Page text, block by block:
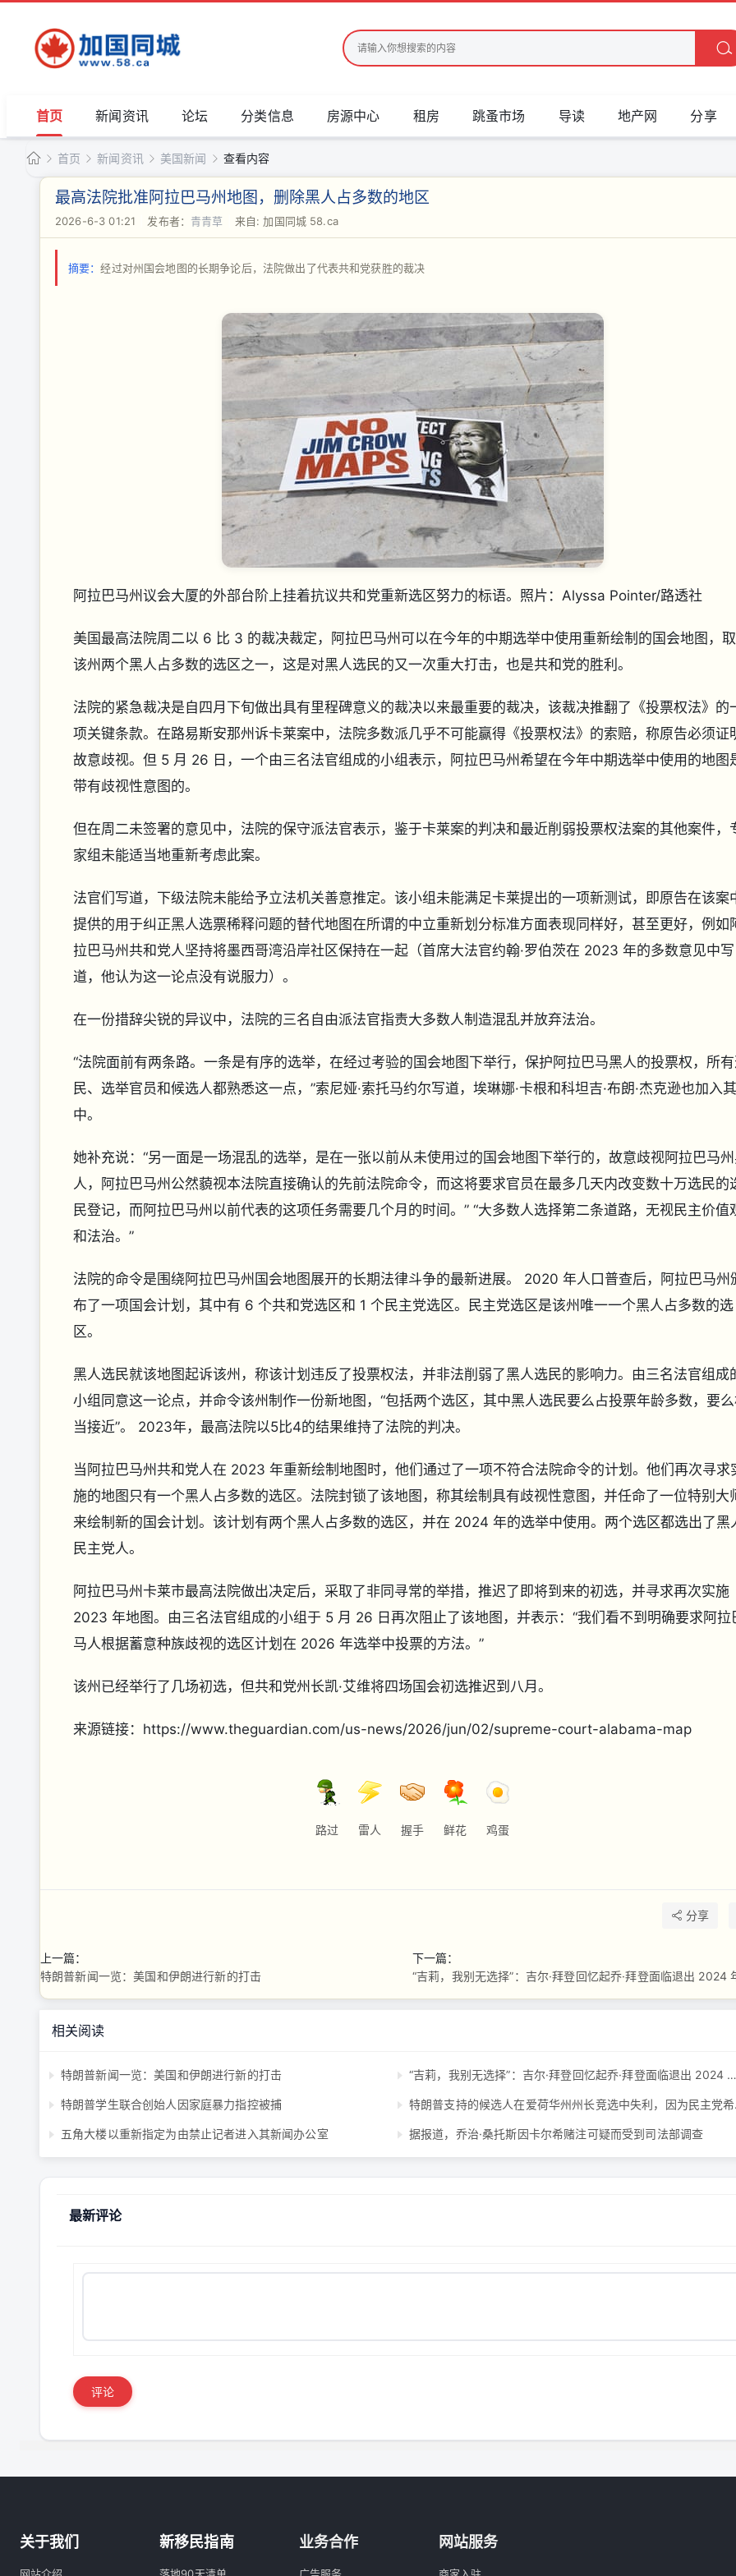
首页 新闻资讯 论坛 分类信息 房源中心 租房 跳蚤市场 导读 地产网 分享
加
首页
›
新闻资讯
›
美国新闻
›
查看内容
最高法院批准阿拉巴马州地图，删除黑人占多数的地区
2026-6-3 01:21 发布者： 青青草 来自: 加国同城 58.ca
摘要：经过对州国会地图的长期争论后，法院做出了代表共和党获胜的裁决
阿拉巴马州议会大厦的外部台阶上挂着抗议共和党重新选区努力的标语。 照片：Alyssa Pointer/路透社
美国最高法院周二以 6 比 3 的裁决裁定，阿拉巴马州可以在今年的中期选举中使用重新绘制的国会地图，
该州两个黑人占多数的选区之一，这是对黑人选民的又一次重大打击，也是共和党的胜利。
法院的紧急裁决是自四月下旬做出具有里程碑意义的裁决以来最重要的裁决，该裁决推翻了《投票权法》的
项关键条款。在路易斯安那州诉卡莱案中，法院多数派几乎不可能赢得《投票权法》的索赔，称原告必须证
故意歧视。但 5 月 26 日，一个由三名法官组成的小组表示，阿拉巴马州希望在今年中期选举中使用的地图
带有歧视性意图的。
但在周二未签署的意见中，法院的保守派法官表示，鉴于卡莱案的判决和最近削弱投票权法案的其他案件，
家组未能适当地重新考虑此案。
法官们写道，下级法院未能给予立法机关善意推定。该小组未能满足卡莱提出的一项新测试，即原告在该案
提供的用于纠正黑人选票稀释问题的替代地图在所谓的中立重新划分标准方面表现同样好，甚至更好，例如
拉巴马州共和党人坚持将墨西哥湾沿岸社区保持在一起（首席大法官约翰·罗伯茨在 2023 年的多数意见中写
道，他认为这一论点没有说服力）。
在一份措辞尖锐的异议中，法院的三名自由派法官指责大多数人制造混乱并放弃法治。
“法院面前有两条路。一条是有序的选举，在经过考验的国会地图下举行，保护阿拉巴马黑人的投票权，所
民、选举官员和候选人都熟悉这一点，”索尼娅·索托马约尔写道，埃琳娜·卡根和科坦吉·布朗·杰克逊也加入其
中。
她补充说：“另一面是一场混乱的选举，是在一张以前从未使用过的国会地图下举行的，故意歧视阿拉巴马
人，阿拉巴马州公然藐视本法院直接确认的先前法院命令，而这将要求官员在最多几天内改变数十万选民的
民登记，而阿拉巴马州以前代表的这项任务需要几个月的时间。” “大多数人选择第二条道路，无视民主价值
和法治。”
法院的命令是围绕阿拉巴马州国会地图展开的长期法律斗争的最新进展。 2020 年人口普查后，阿拉巴马州
布了一项国会计划，其中有 6 个共和党选区和 1 个民主党选区。民主党选区是该州唯一一个黑人占多数的选
区。
黑人选民就该地图起诉该州，称该计划违反了投票权法，并非法削弱了黑人选民的影响力。由三名法官组成
小组同意这一论点，并命令该州制作一份新地图，“包括两个选区，其中黑人选民要么占投票年龄多数，要么
当接近”。 2023年，最高法院以5比4的结果维持了法院的判决。
当阿拉巴马州共和党人在 2023 年重新绘制地图时，他们通过了一项不符合法院命令的计划。他们再次寻求
施的地图只有一个黑人占多数的选区。法院封锁了该地图，称其绘制具有歧视性意图，并任命了一位特别大
来绘制新的国会计划。该计划有两个黑人占多数的选区，并在 2024 年的选举中使用。两个选区都选出了黑
民主党人。
阿拉巴马州卡莱市最高法院做出决定后，采取了非同寻常的举措，推迟了即将到来的初选，并寻求再次实施
2023 年地图。由三名法官组成的小组于 5 月 26 日再次阻止了该地图，并表示：“我们看不到明确要求阿拉
马人根据蓄意种族歧视的选区计划在 2026 年选举中投票的方法。”
该州已经举行了几场初选，但共和党州长凯·艾维将四场国会初选推迟到八月。
来源链接：https://www.theguardian.com/us-news/2026/jun/02/supreme-court-alabama-map
路过 雷人 握手 鲜花 鸡蛋
分享
上一篇：
特朗普新闻一览：美国和伊朗进行新的打击
下一篇：
相关阅读
特朗普新闻一览：美国和伊朗进行新的打击 “吉莉，我别无选择”：吉尔·拜登回忆起乔·拜登面临退出 2024 年竞选的压力 ...
特朗普学生联合创始人因家庭暴力指控被捕 特朗普支
五角大楼以重新指定为由禁止记者进入其新闻办公室 据报道，乔治·桑托斯因卡尔希赌注可疑而受到司法部调查
最新评论
评论
关于我们 新移民指南 业务合作 网站服务